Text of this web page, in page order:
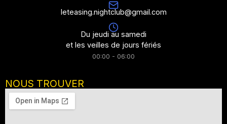
leteasing.nightclub@gmail.com
Du jeudi au samedi
et les veilles de jours fériés
00:00 - 06:00
NOUS TROUVER